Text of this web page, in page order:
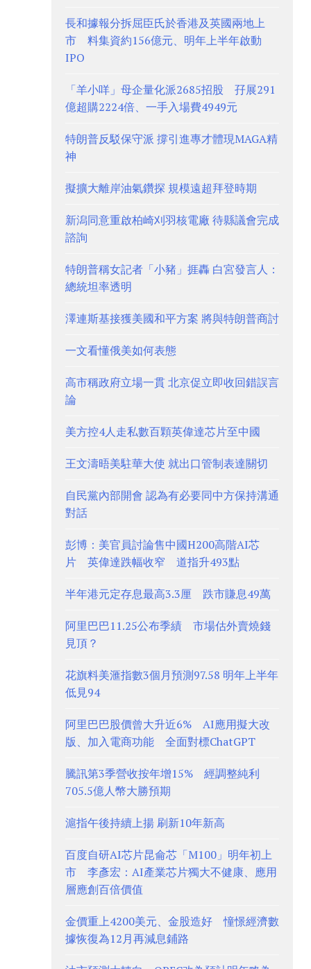
長和據報分拆屈臣氏於香港及英國兩地上
市 料集資約156億元、明年上半年啟動
IPO
「羊小咩」母企量化派2685招股 孖展291
億超購2224倍、一手入場費4949元
特朗普反駁保守派 撐引進專才體現MAGA精
神
擬擴大離岸油氣鑽探 規模遠超拜登時期
新潟同意重啟柏崎刈羽核電廠 待縣議會完成
諮詢
特朗普稱女記者「小豬」捱轟 白宮發言人：
總統坦率透明
澤連斯基接獲美國和平方案 將與特朗普商討
一文看懂俄美如何表態
高市稱政府立場一貫 北京促立即收回錯誤言
論
美方控4人走私數百顆英偉達芯片至中國
王文濤晤美駐華大使 就出口管制表達關切
自民黨內部開會 認為有必要同中方保持溝通
對話
彭博：美官員討論售中國H200高階AI芯
片 英偉達跌幅收窄 道指升493點
半年港元定存息最高3.3厘 跌市賺息49萬
阿里巴巴11.25公布季績 市場估外賣燒錢
見頂？
花旗料美滙指數3個月預測97.58 明年上半年
低見94
阿里巴巴股價曾大升近6% AI應用擬大改
版、加入電商功能 全面對標ChatGPT
騰訊第3季營收按年增15% 經調整純利
705.5億人幣大勝預期
滬指午後持續上揚 刷新10年新高
百度自研AI芯片昆侖芯「M100」明年初上
市 李彥宏：AI產業芯片獨大不健康、應用
層應創百倍價值
金價重上4200美元、金股造好 憧憬經濟數
據恢復為12月再減息鋪路